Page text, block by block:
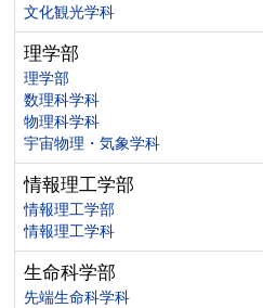
文化観光学科
理学部
理学部
数理科学科
物理科学科
宇宙物理・気象学科
情報理工学部
情報理工学部
情報理工学科
生命科学部
先端生命科学科